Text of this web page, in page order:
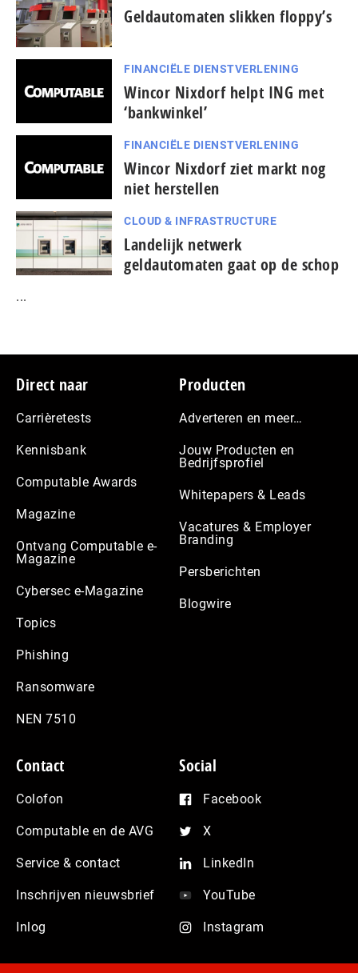
Geldautomaten slikken floppy’s
FINANCIËLE DIENSTVERLENING
Wincor Nixdorf helpt ING met
‘bankwinkel’
FINANCIËLE DIENSTVERLENING
Wincor Nixdorf ziet markt nog
niet herstellen
CLOUD & INFRASTRUCTURE
Landelijk netwerk
geldautomaten gaat op de schop
...
Footer
Direct naar
Carrièretests
Kennisbank
Computable Awards
Magazine
Ontvang Computable e-
Magazine
Cybersec e-Magazine
Topics
Phishing
Ransomware
NEN 7510
Producten
Adverteren en meer…
Jouw Producten en
Bedrijfsprofiel
Whitepapers & Leads
Vacatures & Employer
Branding
Persberichten
Blogwire
Contact
Colofon
Computable en de AVG
Service & contact
Inschrijven nieuwsbrief
Inlog
Social
Facebook
X
LinkedIn
YouTube
Instagram